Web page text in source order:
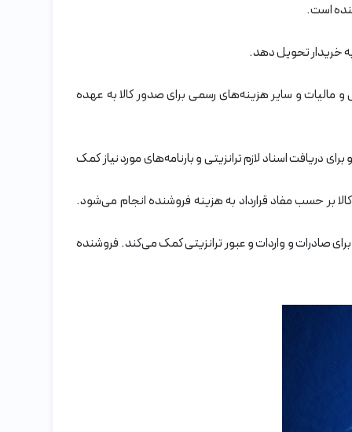
است.
خریدار تحویل دهد.
و سایر هزینه‌های رسمی برای صدور کالا به عهده
دریافت اسناد لازم ترانزیتی و بارنامه‌های مورد نیاز کمک
بر حسب مفاد قرارداد به هزینه فروشنده انجام می‌شود.
صادرات و واردات و عبور ترانزیتی کمک می‌کند. فروشنده